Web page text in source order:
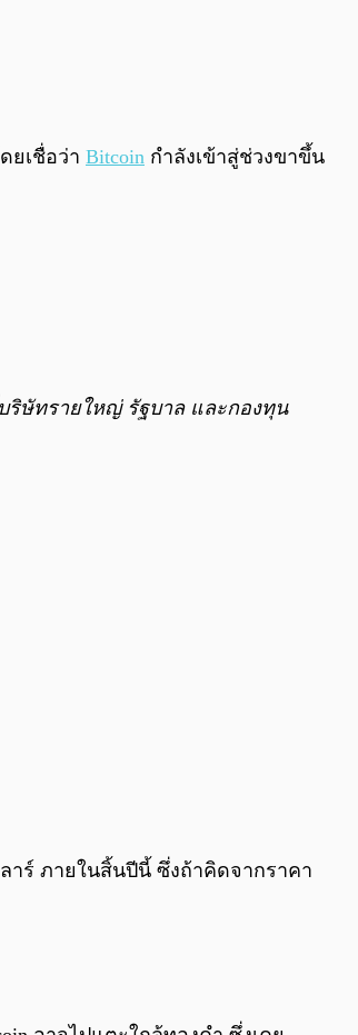
0:00 / 0:00
ยเชื่อว่า Bitcoin กำลังเข้าสู่ช่วงขาขึ้น
ษัทรายใหญ่ รัฐบาล และกองทุน
าร์ ภายในสิ้นปีนี้ ซึ่งถ้าคิดจากราคา